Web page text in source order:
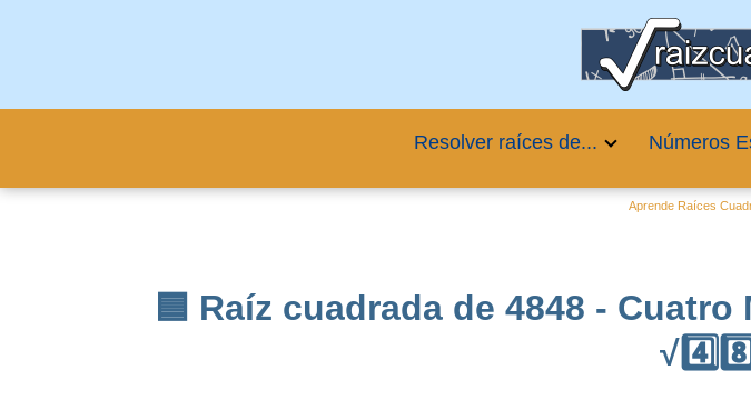
Resolver raíces de... Números
Aprende Raíces
🟦 Raíz cuadrada de 4848 -